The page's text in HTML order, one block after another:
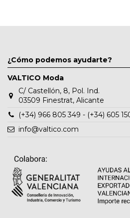
¿Cómo podemos ayudarte?
VALTICO Moda
C/ Castellón, 8, Pol. Ind.
03509 Finestrat, Alicante
(+34) 966 805 349 - (+34) 605
info@valtico.com